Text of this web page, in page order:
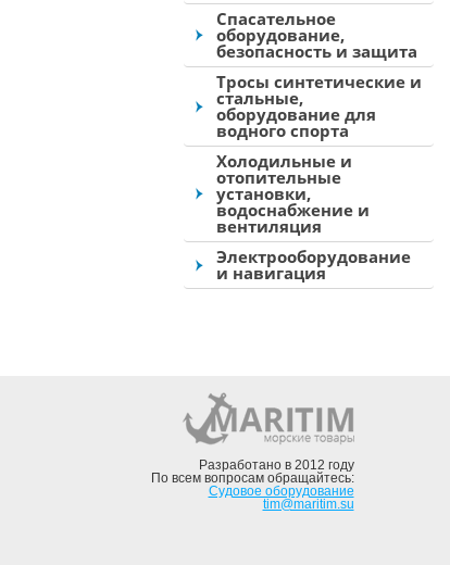
Спасательное
оборудование,
безопасность и защита
Тросы синтетические и
стальные,
оборудование для
водного спорта
Холодильные и
отопительные
установки,
водоснабжение и
вентиляция
Электрооборудование
и навигация
Разработано в 2012 году
По всем вопросам обращайтесь:
Судовое оборудование
tim@maritim.su